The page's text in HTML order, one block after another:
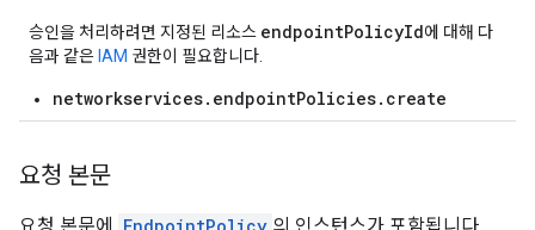
승인을 처리하려면 지정된 리소스 endpointPolicyId에 대해 다
음과 같은 IAM 권한이 필요합니다.
networkservices.endpointPolicies.create
요청 본문